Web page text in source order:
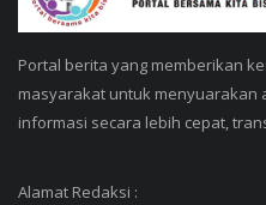
Portal berita yang memberikan
masyarakat untuk menyuarakan
informasi secara lebih cepat,
Alamat Redaksi :